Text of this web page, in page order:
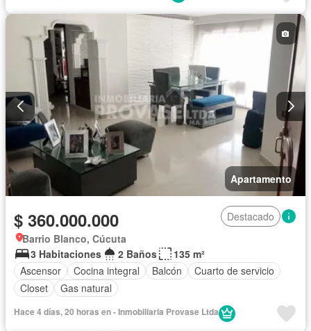
Apartamento
$ 360.000.000
Destacado
Barrio Blanco, Cúcuta
3 Habitaciones
2 Baños
135 m²
Ascensor
Cocina integral Balcón
Cuarto de servicio
Closet
Gas natural
Hace 4 días, 20 horas en - Inmobiliaria Provase Ltda